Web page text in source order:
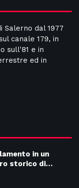
Salerno dal 1977
canale 179, in
sull'81 e in
ed in
in un
storico di…